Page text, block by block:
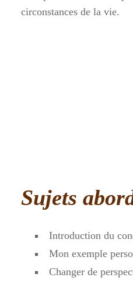
circonstances de la vie.
Sujets
Introduction du
Mon exemple
Changer de